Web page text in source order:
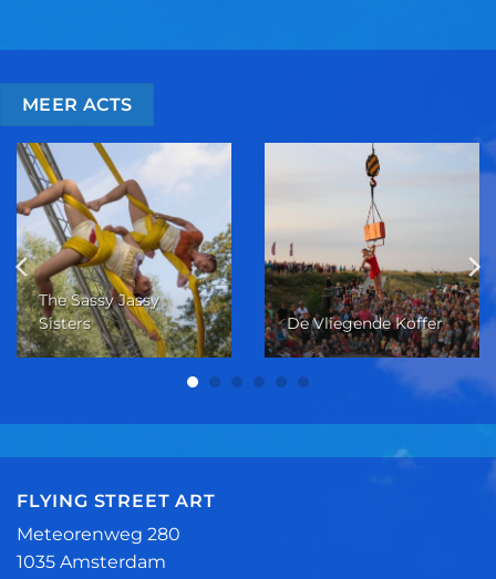
MEER ACTS
The Sassy Jassy
Sisters
De Vliegende Koffer
FLYING STREET ART
Meteorenweg 280
1035 Amsterdam